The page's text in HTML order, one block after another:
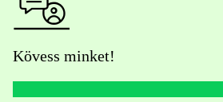
Kövess minket!